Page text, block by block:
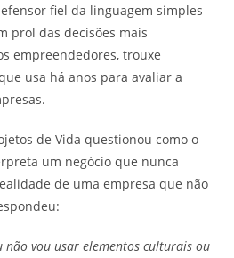
fiel da linguagem simples
prol das decisões mais
empreendedores, trouxe
usa há anos para avaliar a
de Vida questionou como o
um negócio que nunca
de uma empresa que não
não vou usar elementos culturais ou